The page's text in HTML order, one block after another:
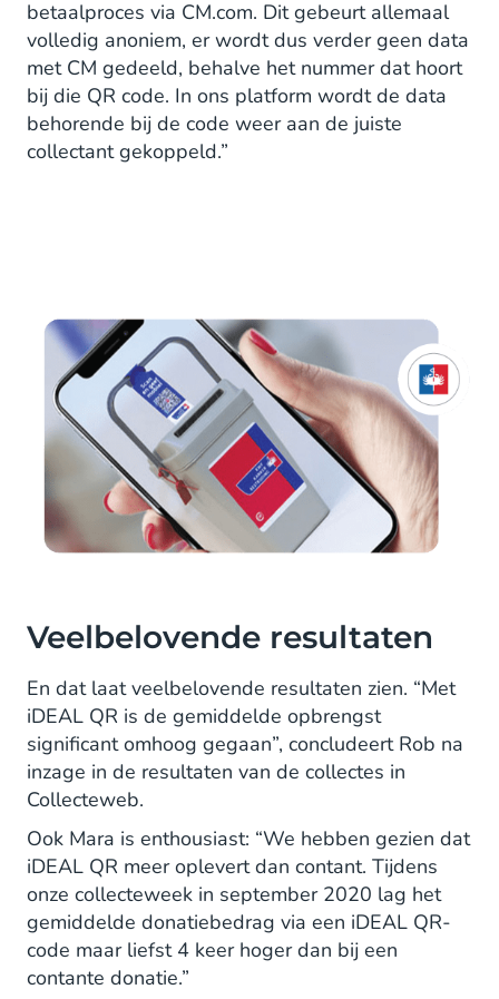
betaalproces via CM.com. Dit gebeurt allemaal
volledig anoniem, er wordt dus verder geen data
met CM gedeeld, behalve het nummer dat hoort
bij die QR code. In ons platform wordt de data
behorende bij de code weer aan de juiste
collectant gekoppeld.”
Veelbelovende resultaten
En dat laat veelbelovende resultaten zien. “Met
iDEAL QR is de gemiddelde opbrengst
significant omhoog gegaan”, concludeert Rob na
inzage in de resultaten van de collectes in
Collecteweb.
Ook Mara is enthousiast: “We hebben gezien dat
iDEAL QR meer oplevert dan contant. Tijdens
onze collecteweek in september 2020 lag het
gemiddelde donatiebedrag via een iDEAL QR-
code maar liefst 4 keer hoger dan bij een
contante donatie.”